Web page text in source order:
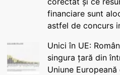
financiare sunt
astfel de concurs
Unici în UE:
singura țară din
Uniune Europeană